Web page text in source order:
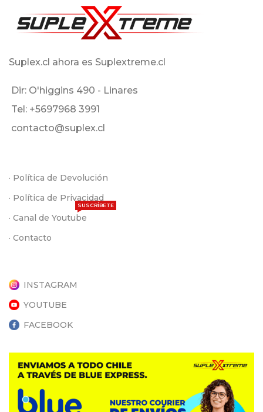
Suplex.cl ahora es Suplextreme.cl
Dir: O'higgins 490 - Linares
Tel: +5697968 3991
contacto@suplex.cl
· Política de Devolución
· Política de Privacidad
· Canal de Youtube
SUSCRÍBETE
· Contacto
INSTAGRAM
YOUTUBE
FACEBOOK